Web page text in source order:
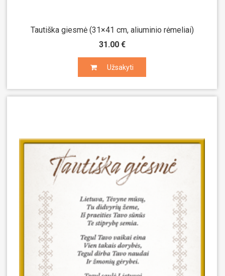
Tautiška giesmė (31×41 cm, aliuminio rėmeliai)
31.00 €
Užsakyti
Užsakyti